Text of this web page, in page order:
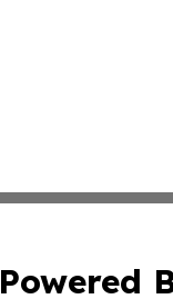
Powered